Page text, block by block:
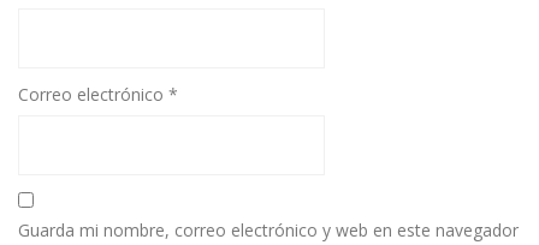
Correo electrónico *
Guarda mi nombre, correo electrónico y web en este navegador